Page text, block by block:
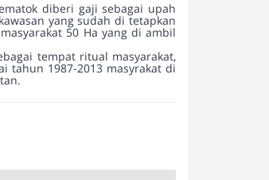
diberi gaji sebagai upah
yang sudah di tetapkan
50 Ha yang di ambil
tempat ritual masyarakat,
tahun 1987-2013 masyrakat di